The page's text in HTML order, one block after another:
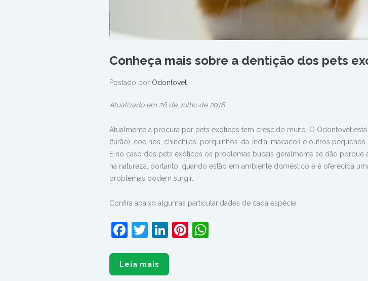
Conheça mais sobre a dentição dos pets
Postado por Odontovet
Atualizado em 26 de Julho de 2018
Atualmente a procura por pets exóticos tem crescido muito. O Odontovet
(furão), coelhos, chinchilas, porquinhos-da-Índia, macacos e outros pequenos
E no caso dos pets exóticos os problemas bucais geralmente se dão porque
na natureza, portanto, quando estão em ambiente doméstico e é oferecida
problemas podem surgir.
Confira abaixo algumas particularidades de cada espécie.
Facebook
Twitter
LinkedIn
Pinterest
Leia mais